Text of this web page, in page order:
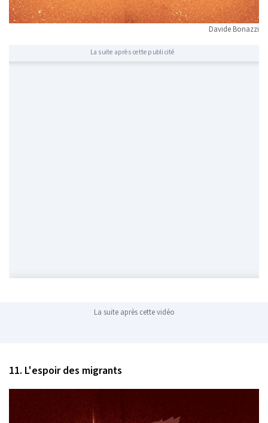
Davide Bonazzi
La suite après cette publicité
La suite après cette vidéo
11. L'espoir des migrants